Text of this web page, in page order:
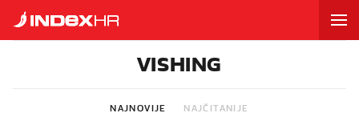
VISHING
NAJNOVIJE NAJČITANIJE